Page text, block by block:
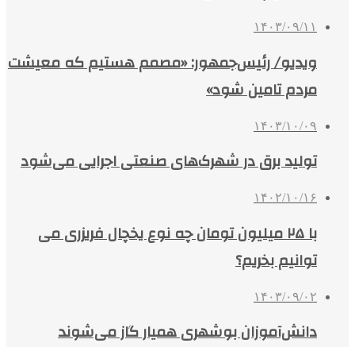
۱۴۰۳/۰۹/۱۱
ویدیو/ رئیس‌جمهور: «مصمم هستیم که معیشت
مردم تامین شود»
۱۴۰۳/۱۰/۰۹
تولید برق در شهرک‌های صنعتی اجرایی می‌شود
۱۴۰۲/۱۰/۱۶
با ۲۵ میلیون تومان چه نوع یخچال‌ فریزری می‌
توانیم بخریم؟
۱۴۰۳/۰۹/۰۲
دانش‌آموزان بوشهری همیار گاز می‌شوند